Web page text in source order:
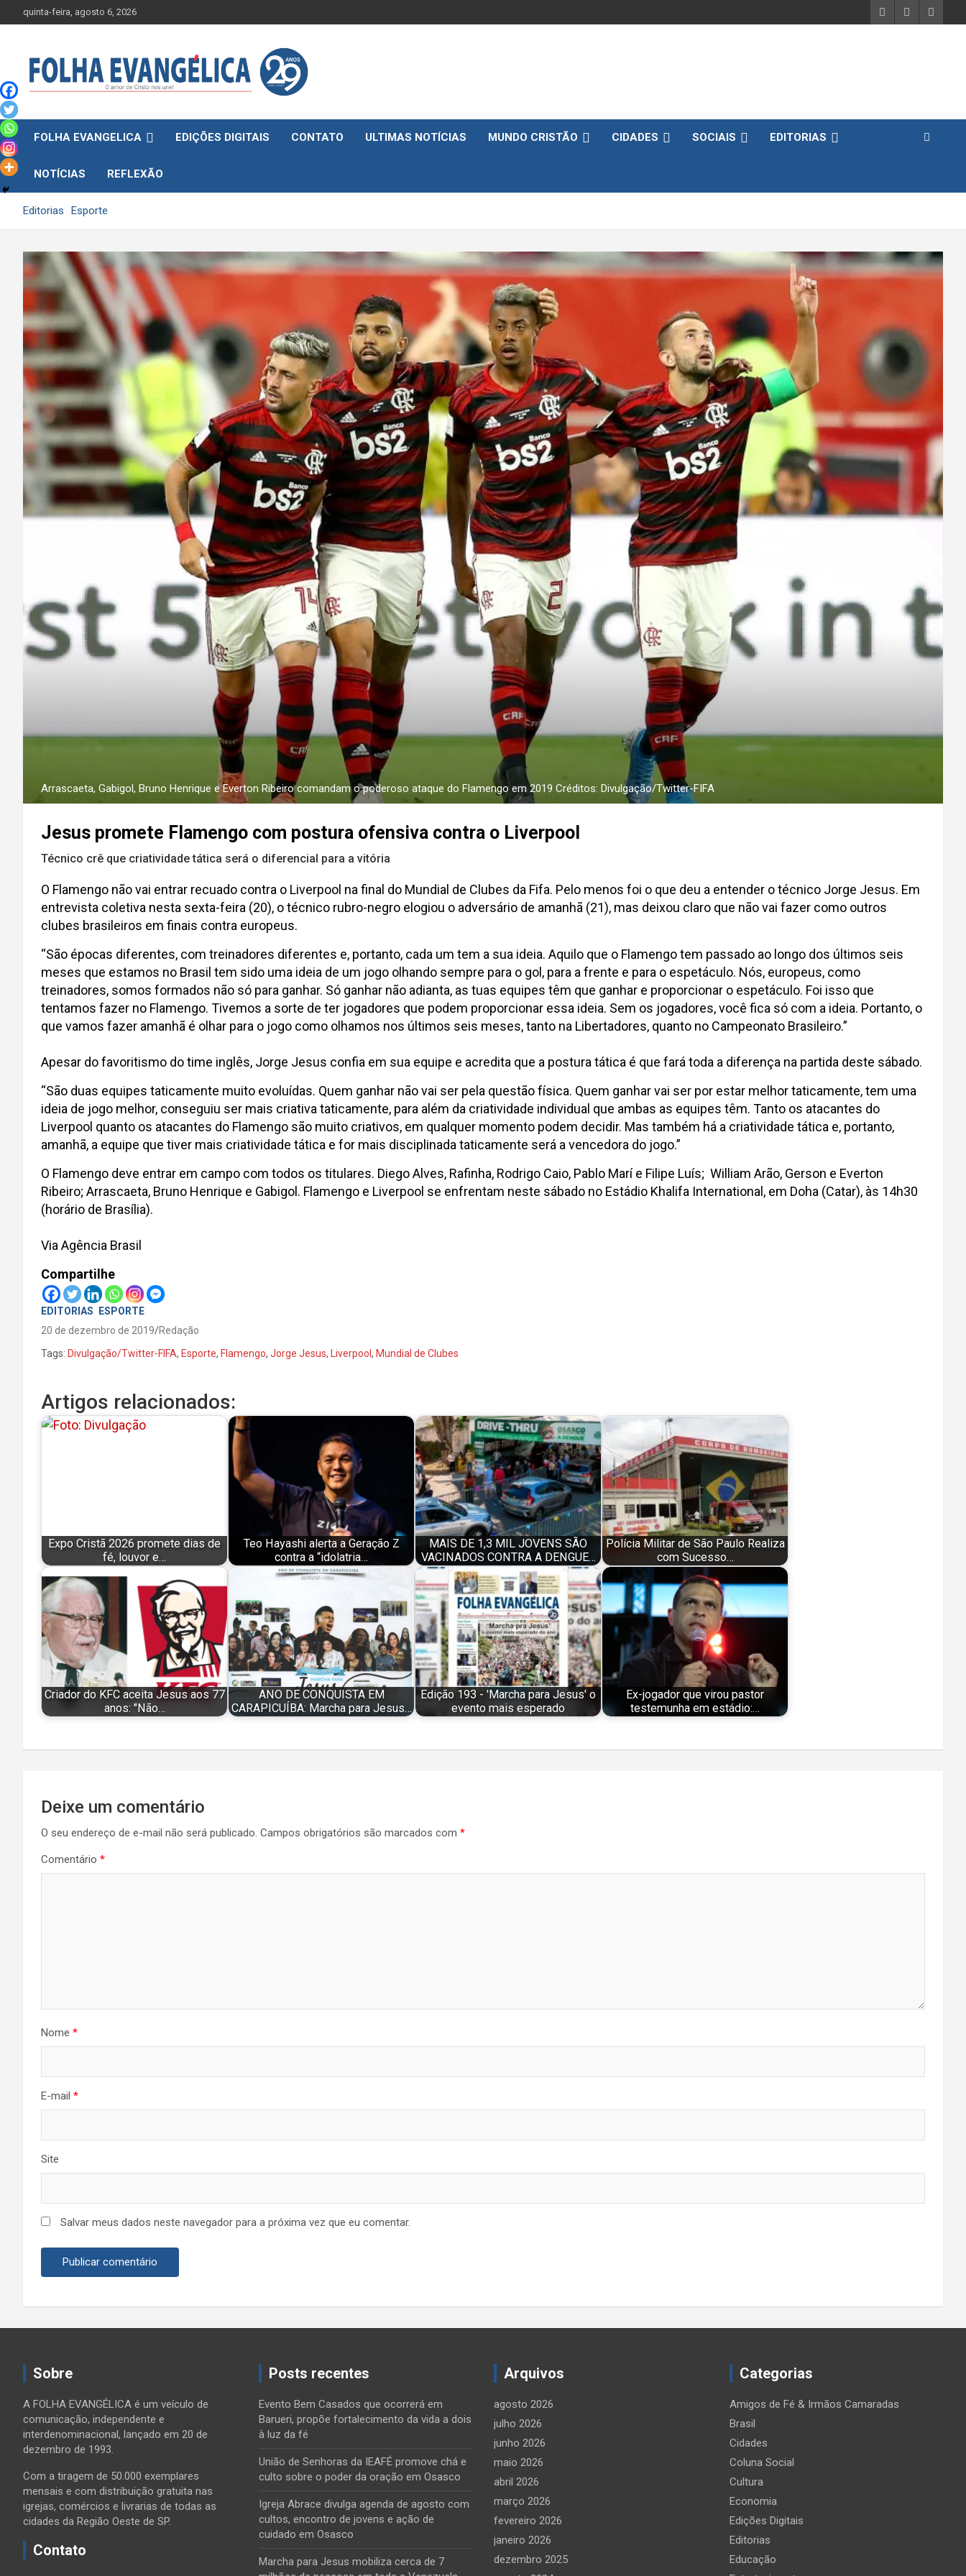
to
quinta-feira, agosto 6, 2026
FOLHA EVANGELICA EDIÇÕES DIGITAIS CONTATO ULTIMAS NOTÍCIAS MUNDO CRISTÃO CIDADES SOCIAIS EDITORIAS
NOTÍCIAS REFLEXÃO
Editorias Esporte
Arrascaeta, Gabigol, Bruno Henrique e Everton Ribeiro comandam o poderoso ataque do Flamengo em 2019 Créditos: Divulgação/Twitter-FIFA
Jesus promete Flamengo com postura ofensiva contra o Liverpool
Técnico crê que criatividade tática será o diferencial para a vitória
O Flamengo não vai entrar recuado contra o Liverpool na final do Mundial de Clubes da Fifa. Pelo menos foi o que deu a entender o técnico Jorge Jesus. Em
entrevista coletiva nesta sexta-feira (20), o técnico rubro-negro elogiou o adversário de amanhã (21), mas deixou claro que não vai fazer como outros
clubes brasileiros em finais contra europeus.
“São épocas diferentes, com treinadores diferentes e, portanto, cada um tem a sua ideia. Aquilo que o Flamengo tem passado ao longo dos últimos seis
meses que estamos no Brasil tem sido uma ideia de um jogo olhando sempre para o gol, para a frente e para o espetáculo. Nós, europeus, como
treinadores, somos formados não só para ganhar. Só ganhar não adianta, as tuas equipes têm que ganhar e proporcionar o espetáculo. Foi isso que
tentamos fazer no Flamengo. Tivemos a sorte de ter jogadores que podem proporcionar essa ideia. Sem os jogadores, você fica só com a ideia. Portanto, o
que vamos fazer amanhã é olhar para o jogo como olhamos nos últimos seis meses, tanto na Libertadores, quanto no Campeonato Brasileiro.”
Apesar do favoritismo do time inglês, Jorge Jesus confia em sua equipe e acredita que a postura tática é que fará toda a diferença na partida deste sábado.
“São duas equipes taticamente muito evoluídas. Quem ganhar não vai ser pela questão física. Quem ganhar vai ser por estar melhor taticamente, tem uma
ideia de jogo melhor, conseguiu ser mais criativa taticamente, para além da criatividade individual que ambas as equipes têm. Tanto os atacantes do
Liverpool quanto os atacantes do Flamengo são muito criativos, em qualquer momento podem decidir. Mas também há a criatividade tática e, portanto,
amanhã, a equipe que tiver mais criatividade tática e for mais disciplinada taticamente será a vencedora do jogo.”
O Flamengo deve entrar em campo com todos os titulares. Diego Alves, Rafinha, Rodrigo Caio, Pablo Marí e Filipe Luís; William Arão, Gerson e Everton
Ribeiro; Arrascaeta, Bruno Henrique e Gabigol. Flamengo e Liverpool se enfrentam neste sábado no Estádio Khalifa International, em Doha (Catar), às 14h30
(horário de Brasília).
Via Agência Brasil
Compartilhe
EDITORIAS
ESPORTE
20 de dezembro de 2019 Redação
Tags: Divulgação/Twitter-FIFA, Esporte, Flamengo, Jorge Jesus, Liverpool , Mundial de Clubes
Artigos relacionados:
Expo Cristã 2026 promete dias de
fé, louvor e…
Teo Hayashi alerta a Geração Z
contra a “idolatria…
MAIS DE 1,3 MIL JOVENS SÃO
VACINADOS CONTRA A DENGUE…
Polícia Militar de São Paulo Realiza
com Sucesso…
Criador do KFC aceita Jesus aos 77
anos: "Não…
ANO DE CONQUISTA EM
CARAPICUÍBA: Marcha para Jesus…
Edição 193 - 'Marcha para Jesus' o
evento mais esperado
Ex-jogador que virou pastor
testemunha em estádio:…
de
Post
Deixe um comentário
O seu endereço de e-mail não será publicado. Campos obrigatórios são marcados com *
Comentário *
Nome *
E-mail *
Site
Salvar meus dados neste navegador para a próxima vez que eu comentar.
Sobre
A FOLHA EVANGÉLICA é um veículo de
comunicação, independente e
interdenominacional, lançado em 20 de
dezembro de 1993.
Com a tiragem de 50.000 exemplares
mensais e com distribuição gratuita nas
igrejas, comércios e livrarias de todas as
cidades da Região Oeste de SP.
Contato
Posts recentes
Evento Bem Casados que ocorrerá em
Barueri, propõe fortalecimento da vida a dois
à luz da fé
União de Senhoras da IEAFÉ promove chá e
culto sobre o poder da oração em Osasco
Igreja Abrace divulga agenda de agosto com
cultos, encontro de jovens e ação de
cuidado em Osasco
Marcha para Jesus mobiliza cerca de 7
Arquivos
agosto 2026
julho 2026
junho 2026
maio 2026
abril 2026
março 2026
fevereiro 2026
janeiro 2026
dezembro 2025
Categorias
Amigos de Fé & Irmãos Camaradas
Brasil
Cidades
Coluna Social
Cultura
Economia
Edições Digitais
Editorias
Educação